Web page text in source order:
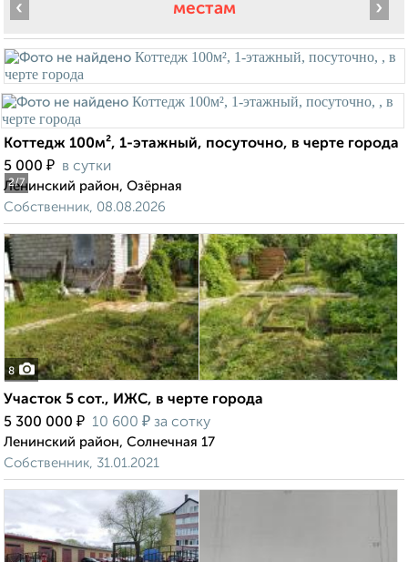
местам
2/7
‹ ›
Коттедж 100м², 1-этажный, посуточно, в черте города
5 000 ₽ в сутки
Ленинский район, Озёрная
Собственник, 08.08.2026
8
Участок 5 сот., ИЖС, в черте города
5 300 000 ₽ 10 600 ₽ за сотку
Ленинский район, Солнечная 17
Собственник, 31.01.2021